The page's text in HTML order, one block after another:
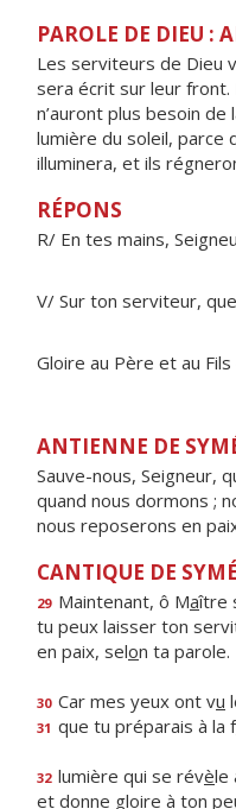
PAROLE DE DIEU :
Les serviteurs de Dieu
sera écrit sur leur front.
n’auront plus besoin de
lumière du soleil, parce
illuminera, et ils
RÉPONS
R/ En tes mains,
V/ Sur ton serviteur,
Gloire au Père et au
ANTIENNE DE
Sauve-nous, Seigneur,
quand nous dormons ;
nous reposerons en
CANTIQUE DE
29 Maintenant, ô Maître
tu peux laisser ton
en paix, selon ta parole.
30 Car mes yeux ont vu
31 que tu préparais à la f
32 lumière qui se révèle
et donne gloire à ton pe